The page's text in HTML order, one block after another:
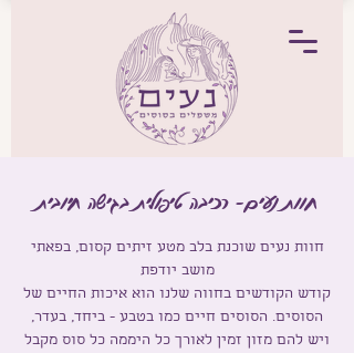
חוות נעים- רכיבה טיפולית בגישה חיובית
חוות נעים שוכנת בלב מטע זיתים קסום, בפאתי
מושב יודפת
קודש הקודשים בחווה שלנו הוא איכות החיים של
הסוסים. הסוסים חיים כמו בטבע - ביחד, בעדר,
ויש להם מזון זמין לאורך כל היממה כל סוס מקבל